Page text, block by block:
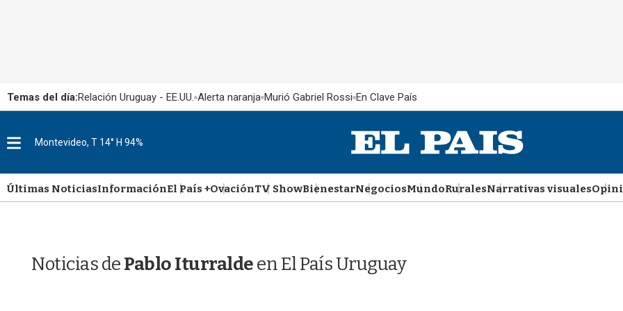
Temas del día:Relación Uruguay - EE.UU. Alerta naranja Murió Gabriel Rossi En Clave País
M
u
Montevideo, T 14° H 94%
Últimas NoticiasInformaciónEl País +OvaciónTV ShowBienestarNegociosMundoRuralesNarrativas visuales
Noticias dePablo Iturraldeen El País Uruguay